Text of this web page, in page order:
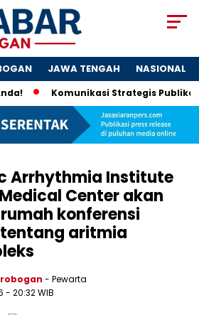
JAWA TENGAH NASIONAL
Komunikasi Strategis Publikasi
Arrhythmia Institute
Center akan
konferensi
aritmia
- Pewarta
- 20:32 WIB